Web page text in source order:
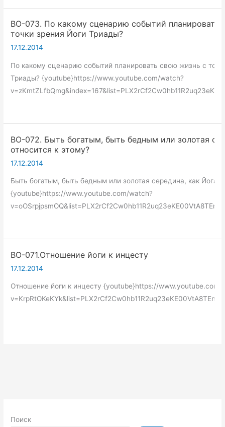
ВО-073. По какому сценарию событий планировать
точки зрения Йоги Триады?
17.12.2014
По какому сценарию событий планировать свою жизнь с
Триады? {youtube}https://www.youtube.com/watch?
ВО-072. Быть богатым, быть бедным или золотая
относится к этому?
17.12.2014
Быть богатым, быть бедным или золотая середина, как Йога
{youtube}https://www.youtube.com/watch?
ВО-071.Отношение йоги к инцесту
17.12.2014
Отношение йоги к инцесту {youtube}https://www.youtube.com/
Поиск